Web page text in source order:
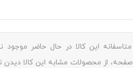
متاسفانه این کالا در حال حاضر
صفحه، از محصولات مشابه این کالا دیدن